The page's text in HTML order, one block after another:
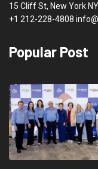
15 Cliff St, New York
+1 212-228-4808
Popular Post